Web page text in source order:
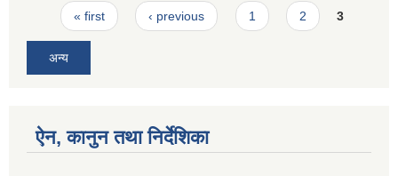
Pages
« first ‹ previous 1 2 3
अन्य
ऐन, कानुन तथा निर्देशिका